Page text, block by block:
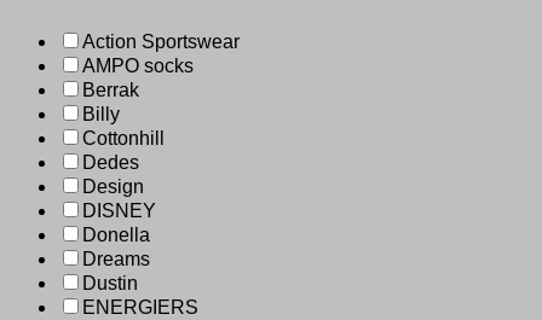
Action Sportswear
AMPO socks
Berrak
Billy
Cottonhill
Dedes
Design
DISNEY
Donella
Dreams
Dustin
ENERGIERS